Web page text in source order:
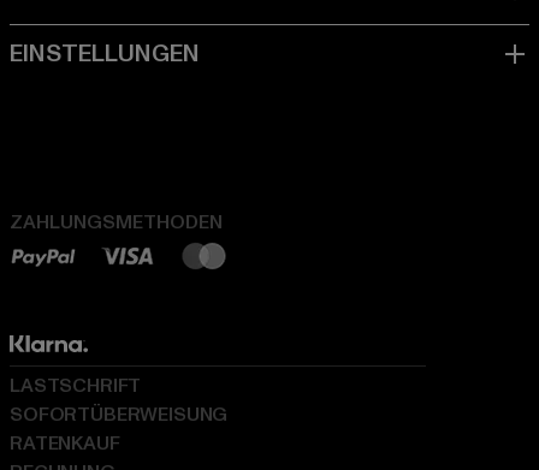
ZAHLUNGSMETHODEN
LASTSCHRIFT
SOFORTÜBERWEISUNG
RATENKAUF